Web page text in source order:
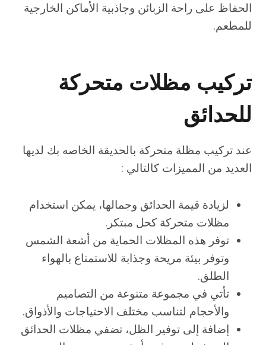
الحفاظ على راحة الزبائن وجاذبية الأماكن الخارجية
للمطعم.
تركيب مظلات متحركة
للحدائق
عند تركيب مظلة متحركة بالحديقة الخاصه بك لديها
العديد من المميزات كالتالي :
لزيادة قيمة الحدائق وجمالها، يمكن استخدام
مظلات متحركة كحل مبتكر.
توفر هذه المظلات الحماية من أشعة الشمس
وتوفر بيئة مريحة وجذابة للاستمتاع بالهواء
الطلق.
تأتي في مجموعة متنوعة من التصاميم
والأحجام لتناسب مختلف الاحتياجات والأذواق.
إضافة إلى توفير الظل، تضفي مظلات الحدائق